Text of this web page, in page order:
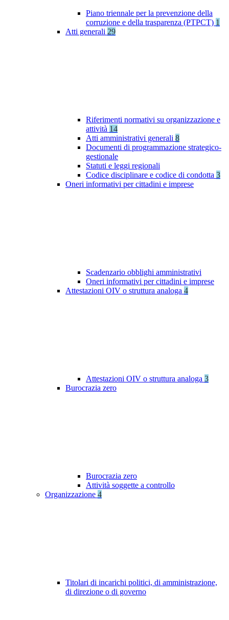
Piano triennale per la prevenzione della
corruzione e della trasparenza (PTPCT) 1
Atti generali 29
Riferimenti normativi su organizzazione e
attività 14
Atti amministrativi generali 8
Documenti di programmazione strategico-
gestionale
Statuti e leggi regionali
Codice disciplinare e codice di condotta 3
Oneri informativi per cittadini e imprese
Scadenzario obblighi amministrativi
Oneri informativi per cittadini e imprese
Attestazioni OIV o struttura analoga 4
Attestazioni OIV o struttura analoga 3
Burocrazia zero
Burocrazia zero
Attività soggette a controllo
Organizzazione 4
Titolari di incarichi politici, di amministrazione,
di direzione o di governo